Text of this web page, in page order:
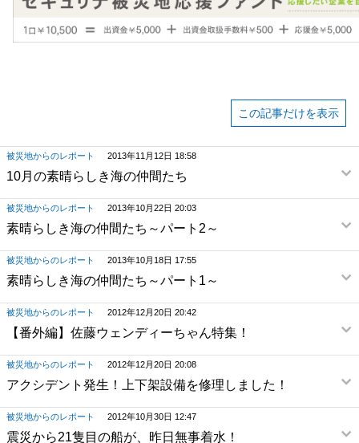
この記事だけを表示
被災地からのレポート 2013年11月12日 18:58
10月の素晴らしき海の仲間たち
被災地からのレポート 2013年10月22日 20:03
素晴らしき海の仲間たち～パート2～
被災地からのレポート 2013年10月18日 17:55
素晴らしき海の仲間たち～パート1～
被災地からのレポート 2012年12月20日 20:42
【番外編】佐藤ウェンディーちゃん特集！
被災地からのレポート 2012年12月20日 20:08
アクシデント発生！上下架設備を修理しました！
被災地からのレポート 2012年10月30日 12:47
震災から21隻目の船が、昨日無事着水！